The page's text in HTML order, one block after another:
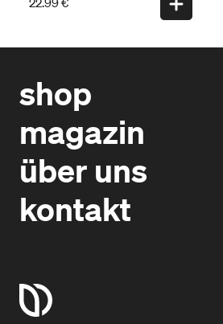
shop
magazin
über uns
kontakt